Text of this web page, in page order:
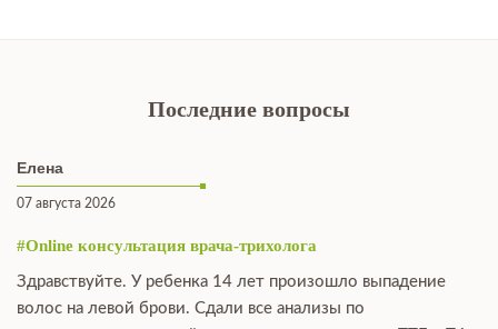
Последние вопросы
Елена
07 августа 2026
#Online консультация врача-трихолога
Здравствуйте. У ребенка 14 лет произошло выпадение
волос на левой брови. Сдали все анализы по